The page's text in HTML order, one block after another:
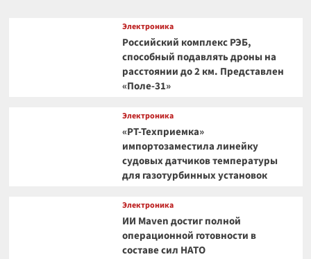
Электроника
Российский комплекс РЭБ,
способный подавлять дроны на
расстоянии до 2 км. Представлен
«Поле-31»
Электроника
«РТ-Техприемка»
импортозаместила линейку
судовых датчиков температуры
для газотурбинных установок
Электроника
ИИ Maven достиг полной
операционной готовности в
составе сил НАТО